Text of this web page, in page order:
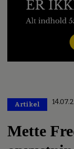
Artikel
Mette